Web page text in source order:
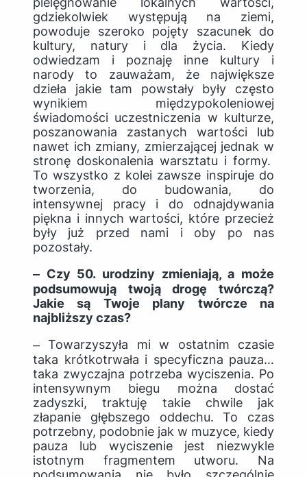
gdziekolwiek występują na ziemi,
powoduje szeroko pojęty szacunek do
kultury, natury i dla życia. Kiedy
odwiedzam i poznaję inne kultury i
narody to zauważam, że największe
dzieła jakie tam powstały były często
wynikiem międzypokoleniowej
świadomości uczestniczenia w kulturze,
poszanowania zastanych wartości lub
nawet ich zmiany, zmierzającej jednak w
stronę doskonalenia warsztatu i formy.
To wszystko z kolei zawsze inspiruje do
tworzenia, do budowania, do
intensywnej pracy i do odnajdywania
piękna i innych wartości, które przecież
były już przed nami i oby po nas
pozostały.
‒ Czy 50. urodziny zmieniają, a może
podsumowują twoją drogę twórczą?
Jakie są Twoje plany twórcze na
najbliższy czas?
‒ Towarzyszyła mi w ostatnim czasie
taka krótkotrwała i specyficzna pauza…
taka zwyczajna potrzeba wyciszenia. Po
intensywnym biegu można dostać
zadyszki, traktuję takie chwile jak
złapanie głębszego oddechu. To czas
potrzebny, podobnie jak w muzyce, kiedy
pauza lub wyciszenie jest niezwykle
istotnym fragmentem utworu. Na